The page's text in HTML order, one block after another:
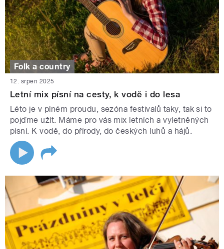
Folk a country
12. srpen 2025
Letní mix písní na cesty, k vodě i do lesa
Léto je v plném proudu, sezóna festivalů taky, tak si to
pojďme užít. Máme pro vás mix letních a vyletněných
písní. K vodě, do přírody, do českých luhů a hájů.